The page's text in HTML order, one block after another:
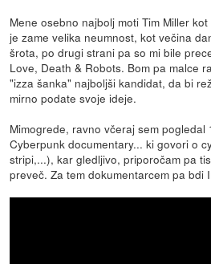
Mene osebno najbolj moti Tim Miller
je zame velika neumnost, kot večina
šrota, po drugi strani pa so mi bile
Love, Death & Robots. Bom pa malce
"izza šanka" najboljši kandidat, da bi
mirno podate svoje ideje.
Mimogrede, ravno včeraj sem
Cyberpunk documentary... ki govori o
stripi,...), kar gledljivo, priporočam pa
preveč. Za tem dokumentarcem pa bdi